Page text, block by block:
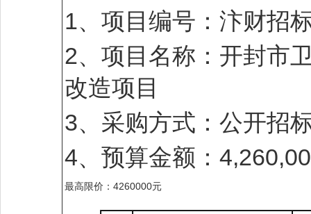
1、项目编号：汴财招
2、项目名称：开封市
改造项目
3、采购方式：公开招
4、预算金额：
最高限价：4260000元